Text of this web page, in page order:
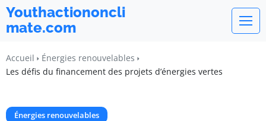
Youthactiononcli
mate.com
Accueil
Énergies renouvelables
Les défis du financement des projets d’énergies vertes
Énergies renouvelables